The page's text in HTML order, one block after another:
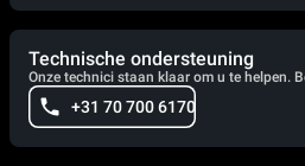
Technische ondersteuning
Onze technici staan klaar om u te helpen.
+31 70 700 6170